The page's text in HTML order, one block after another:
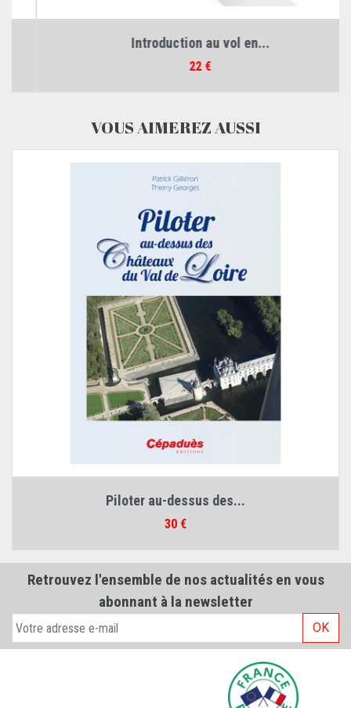
Introduction au vol en...
VOUS AIMEREZ AUSSI
Piloter au-dessus des...
Prix
30 €
Retrouvez l'ensemble de nos actualités en vous
abonnant à la newsletter
OK